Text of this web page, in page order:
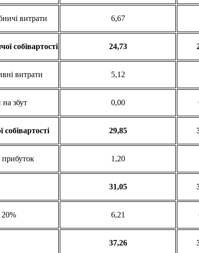
витрати 6,67
собівартості 24,73
витрати 5,12
збут 0,00
29,85
1,20
31,05
6,21
37,26